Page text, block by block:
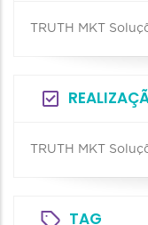
TRUTH MKT
TRUTH MKT
TAG